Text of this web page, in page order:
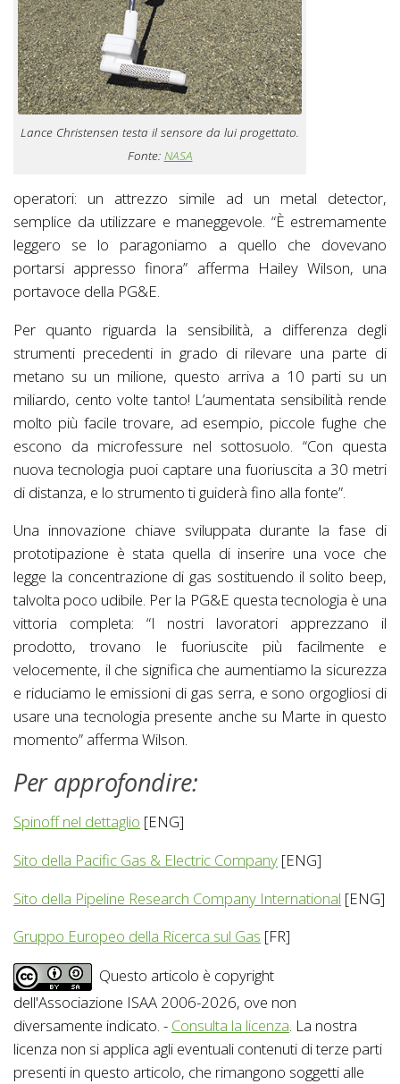
Lance Christensen testa il sensore da lui progettato.
Fonte: NASA
operatori: un attrezzo simile ad un metal detector,
semplice da utilizzare e maneggevole. “È estremamente
leggero se lo paragoniamo a quello che dovevano
portarsi appresso finora” afferma Hailey Wilson, una
portavoce della PG&E.
Per quanto riguarda la sensibilità, a differenza degli
strumenti precedenti in grado di rilevare una parte di
metano su un milione, questo arriva a 10 parti su un
miliardo, cento volte tanto! L’aumentata sensibilità rende
molto più facile trovare, ad esempio, piccole fughe che
escono da microfessure nel sottosuolo. “Con questa
nuova tecnologia puoi captare una fuoriuscita a 30 metri
di distanza, e lo strumento ti guiderà fino alla fonte”.
Una innovazione chiave sviluppata durante la fase di
prototipazione è stata quella di inserire una voce che
legge la concentrazione di gas sostituendo il solito beep,
talvolta poco udibile. Per la PG&E questa tecnologia è una
vittoria completa: “I nostri lavoratori apprezzano il
prodotto, trovano le fuoriuscite più facilmente e
velocemente, il che significa che aumentiamo la sicurezza
e riduciamo le emissioni di gas serra, e sono orgogliosi di
usare una tecnologia presente anche su Marte in questo
momento” afferma Wilson.
Per approfondire:
Spinoff nel dettaglio [ENG]
Sito della Pacific Gas & Electric Company [ENG]
Sito della Pipeline Research Company International [ENG]
Gruppo Europeo della Ricerca sul Gas [FR]
Questo articolo è copyright
dell'Associazione ISAA 2006-2026, ove non
diversamente indicato. - Consulta la licenza. La nostra
licenza non si applica agli eventuali contenuti di terze parti
presenti in questo articolo, che rimangono soggetti alle